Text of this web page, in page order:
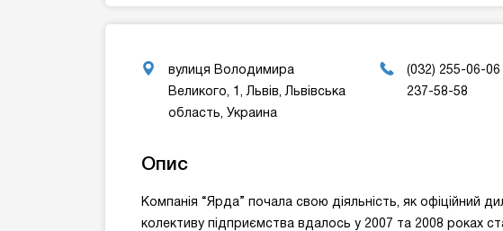
вулиця Володимира
Великого, 1, Львів, Львівська
область, Украина
(032) 255-06-06
237-58-58
Опис
Компанія “Ярда” почала свою діяльність, як офіційний
колективу підприємства вдалось у 2007 та 2008 роках